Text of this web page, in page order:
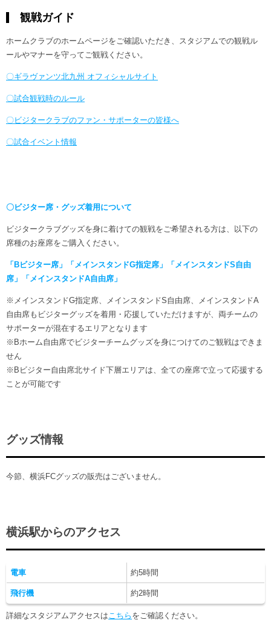
観戦ガイド
ホームクラブのホームページをご確認いただき、スタジアムでの観戦ル
ールやマナーを守ってご観戦ください。
〇ギラヴァンツ北九州 オフィシャルサイト
〇試合観戦時のルール
〇ビジタークラブのファン・サポーターの皆様へ
〇試合イベント情報
〇ビジター席・グッズ着用について
ビジタークラブグッズを身に着けての観戦をご希望される方は、以下の
席種のお座席をご購入ください。
「Bビジター席」「メインスタンドG指定席」「メインスタンドS自由
席」「メインスタンドA自由席」
※メインスタンドG指定席、メインスタンドS自由席、メインスタンドA
自由席もビジターグッズを着用・応援していただけますが、両チームの
サポーターが混在するエリアとなります
※Bホーム自由席でビジターチームグッズを身につけてのご観戦はできま
せん
※Bビジター自由席北サイド下層エリアは、全ての座席で立って応援する
ことが可能です
グッズ情報
今節、横浜FCグッズの販売はございません。
横浜駅からのアクセス
電車 約5時間
飛行機 約2時間
詳細なスタジアムアクセスは こちら をご確認ください。